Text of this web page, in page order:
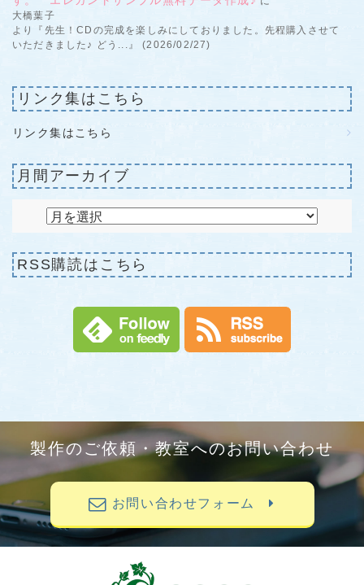
大橋葉子
より『先生！CDの完成を楽しみにしておりました。先程購入させて
いただきました♪ どう...』 (2026/02/27)
リンク集はこちら
リンク集はこちら
月間アーカイブ
RSS購読はこちら
製作のご依頼・教室へのお問い合わせ
お問い合わせフォーム